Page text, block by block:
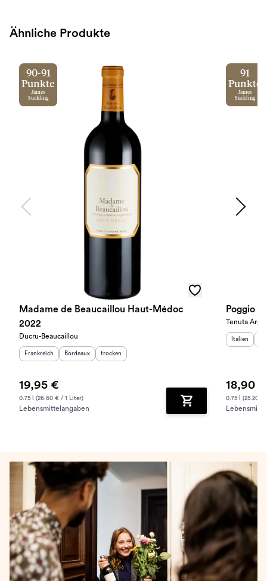
Ähnliche Produkte
90-91
Punkte
James
Suckling
Madame de Beaucaillou Haut-Médoc
2022
Ducru-Beaucaillou
Herkunftsland
Frankreich Herkunftsregion:
Bordeaux Geschmack
trocken
19,95 €
0.75 l (26.60 € / 1 Liter)
Lebensmittelangaben Zum Warenkorb
91
Punkte
James
Suckling
Poggio
Tenuta
Italien
18,90 €
0.75 l (25.20 €